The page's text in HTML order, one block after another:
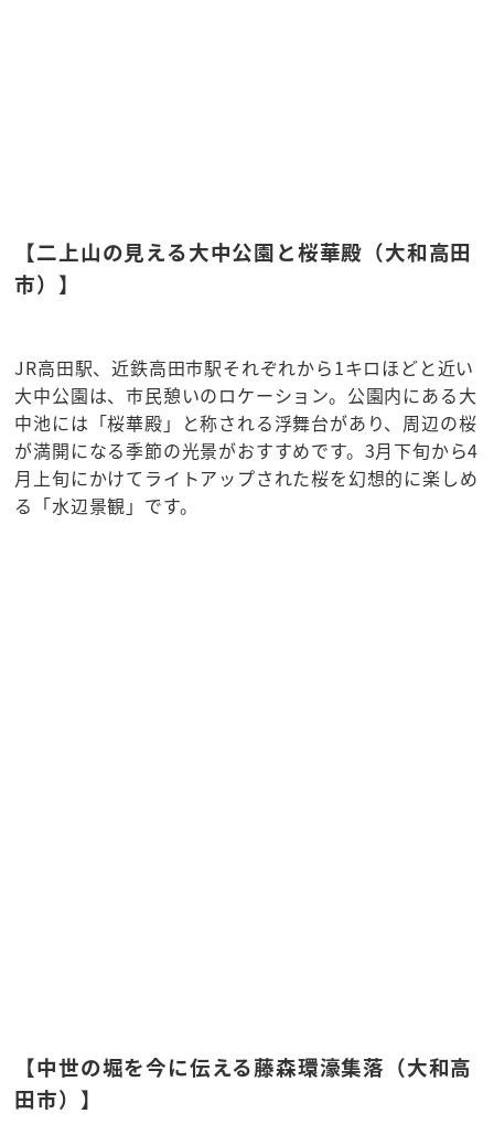
【二上山の見える大中公園と桜華殿（大和高田
市）】
JR高田駅、近鉄高田市駅それぞれから1キロほどと近い
大中公園は、市民憩いのロケーション。公園内にある大
中池には「桜華殿」と称される浮舞台があり、周辺の桜
が満開になる季節の光景がおすすめです。3月下旬から4
月上旬にかけてライトアップされた桜を幻想的に楽しめ
る「水辺景観」です。
【中世の堀を今に伝える藤森環濠集落（大和高
田市）】